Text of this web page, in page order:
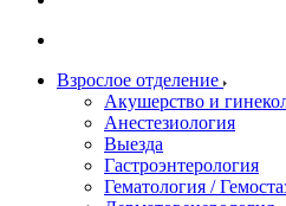
Взрослое отделение
Акушерство и
Анестезиология
Выезда
Гастроэнтерология
Гематология /